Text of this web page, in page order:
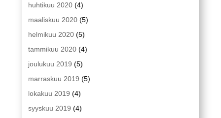
huhtikuu 2020(4)
maaliskuu 2020(5)
helmikuu 2020(5)
tammikuu 2020(4)
joulukuu 2019 (5)
marraskuu 2019 (5)
lokakuu 2019 (4)
syyskuu 2019 (4)